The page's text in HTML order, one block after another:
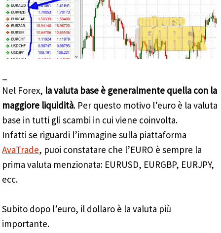
Nel Forex, la valuta base è generalmente quella con la
maggiore liquidità. Per questo motivo l’euro è la valuta
base in tutti gli scambi in cui viene coinvolta.
Infatti se riguardi l’immagine sulla piattaforma
AvaTrade, puoi constatare che l’EURO è sempre la
prima valuta menzionata: EURUSD, EURGBP, EURJPY,
ecc.
Subito dopo l’euro, il dollaro è la valuta più
importante.